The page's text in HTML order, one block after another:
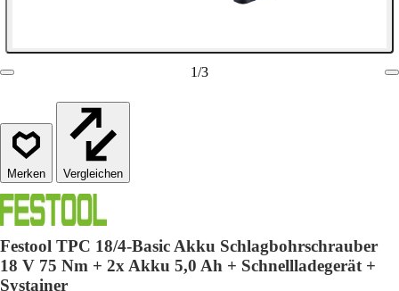
1/3
Vergleichen
Festool TPC 18/4-Basic Akku Schlagbohrschrauber
18 V 75 Nm + 2x Akku 5,0 Ah + Schnellladegerät +
Systainer